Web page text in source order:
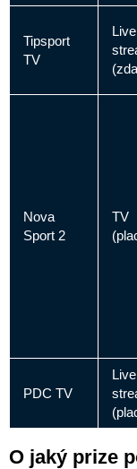
Tipsport
TV
Live
Nova
Sport 2
TV
PDC TV
Live
O jaký prize